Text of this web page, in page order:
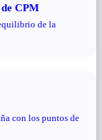
CPM
de la
con los puntos de